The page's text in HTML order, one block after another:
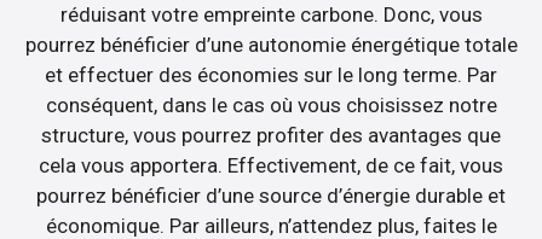
réduisant votre empreinte carbone. Donc, vous
pourrez bénéficier d’une autonomie énergétique totale
et effectuer des économies sur le long terme. Par
conséquent, dans le cas où vous choisissez notre
structure, vous pourrez profiter des avantages que
cela vous apportera. Effectivement, de ce fait, vous
pourrez bénéficier d’une source d’énergie durable et
économique. Par ailleurs, n’attendez plus, faites le